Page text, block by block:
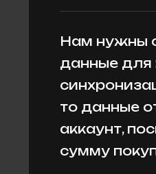
Нам нужны
данные для
то данные
аккаунт,
сумму